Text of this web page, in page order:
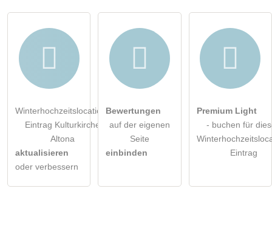
Winterhochzeitslocation-
Eintrag Kulturkirche
Altona
aktualisieren
oder verbessern
Bewertungen
auf der eigenen
Seite
einbinden
Premium Light
- buchen für
Eintrag